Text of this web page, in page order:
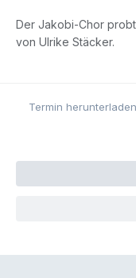
Der Jakobi-Chor
von Ulrike Stäcker.
Termin herunterladen